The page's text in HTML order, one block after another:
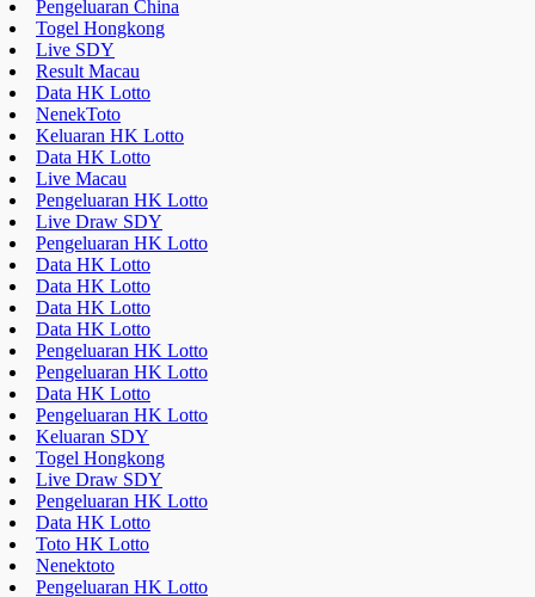
Pengeluaran China
Togel Hongkong
Live SDY
Result Macau
Data HK Lotto
NenekToto
Keluaran HK Lotto
Data HK Lotto
Live Macau
Pengeluaran HK Lotto
Live Draw SDY
Pengeluaran HK Lotto
Data HK Lotto
Data HK Lotto
Data HK Lotto
Data HK Lotto
Pengeluaran HK Lotto
Pengeluaran HK Lotto
Data HK Lotto
Pengeluaran HK Lotto
Keluaran SDY
Togel Hongkong
Live Draw SDY
Pengeluaran HK Lotto
Data HK Lotto
Toto HK Lotto
Nenektoto
Pengeluaran HK Lotto